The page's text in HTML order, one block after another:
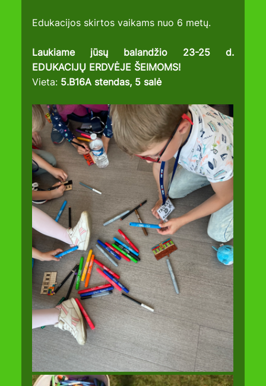
Edukacijos skirtos vaikams nuo 6 metų.
Laukiame jūsų balandžio 23-25 d.
EDUKACIJŲ ERDVĖJE ŠEIMOMS!
Vieta: 5.B16A stendas, 5 salė